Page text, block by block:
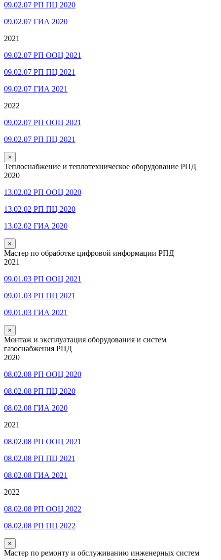
09.02.07 РП ПЦ 2020
09.02.07 ГИА 2020
2021
09.02.07 РП ООЦ 2021
09.02.07 РП ПЦ 2021
09.02.07 ГИА 2021
2022
09.02.07 РП ООЦ 2021
09.02.07 РП ПЦ 2021
×
Теплоснабжение и теплотехническое оборудование РПД
2020
13.02.02 РП ООЦ 2020
13.02.02 РП ПЦ 2020
13.02.02 ГИА 2020
×
Мастер по обработке цифровой информации РПД
2021
09.01.03 РП ООЦ 2021
09.01.03 РП ПЦ 2021
09.01.03 ГИА 2021
×
Монтаж и эксплуатация оборудования и систем
газоснабжения РПД
2020
08.02.08 РП ООЦ 2020
08.02.08 РП ПЦ 2020
08.02.08 ГИА 2020
2021
08.02.08 РП ООЦ 2021
08.02.08 РП ПЦ 2021
08.02.08 ГИА 2021
2022
08.02.08 РП ООЦ 2022
08.02.08 РП ПЦ 2022
×
Мастер по ремонту и обслуживанию инженерных систем